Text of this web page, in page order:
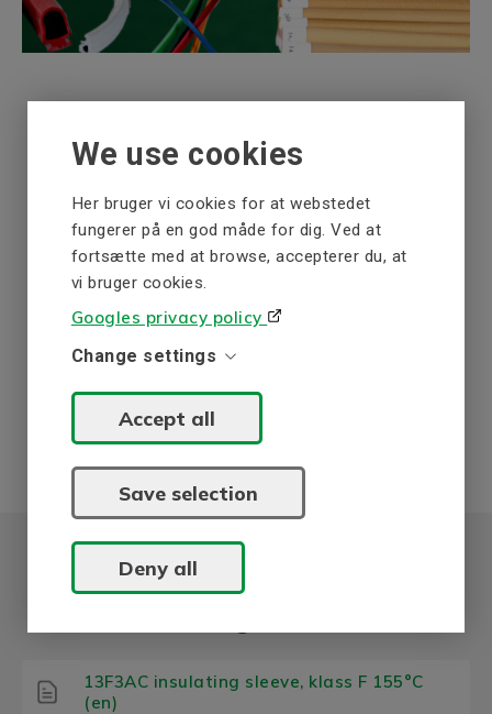
We use cookies
Her bruger vi cookies for at webstedet
fungerer på en god måde for dig. Ved at
fortsætte med at browse, accepterer du, at
vi bruger cookies.
Googles privacy policy
Change settings
Accept all
Save selection
Deny all
Har du brug for et specielt
produkt eller en tilpasset
løsning?
13F3AC insulating sleeve, klass F 155°C
(en)